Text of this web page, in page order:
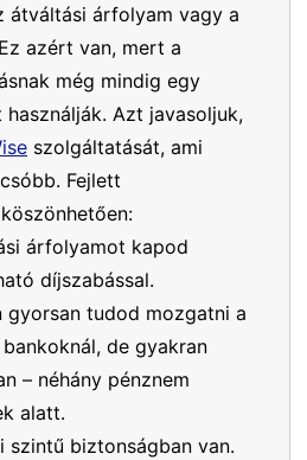
átváltási árfolyam vagy a
azért van, mert a
még mindig egy
Azt javasoljuk,
szolgáltatását, ami
Fejlett
árfolyamot kapod
díjszabással.
gyorsan tudod mozgatni a
de gyakran
– néhány pénznem
alatt.
szintű biztonságban van.